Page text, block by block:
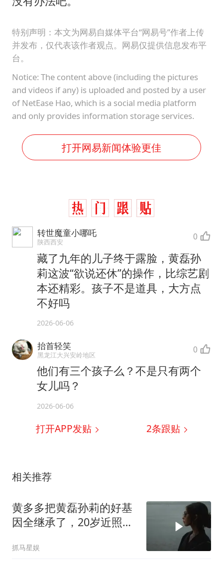
特别声明：本文为网易自媒体平台“网易号”作者上传
并发布，仅代表该作者观点。网易仅提供信息发布平
台。
Notice: The content above (including the pictures
and videos if any) is uploaded and posted by a user
of NetEase Hao, which is a social media platform
and only provides information storage services.
打开网易新闻体验更佳
转世魔童小哪吒
陕西西安 0
藏了九年的儿子终于露脸，黄磊孙
莉这波“欲说还休”的操作，比综艺剧
本还精彩。孩子不是道具，大方点
不好吗
2026-06-06
抬首轻笑
黑龙江大兴安岭地区 0
他们有三个孩子么？不是只有两个
女儿吗？
2026-06-06
打开APP发贴 2条跟贴
相关推荐
黄多多把黄磊孙莉的好基
因全继承了，20岁近照曝
抓马星娱